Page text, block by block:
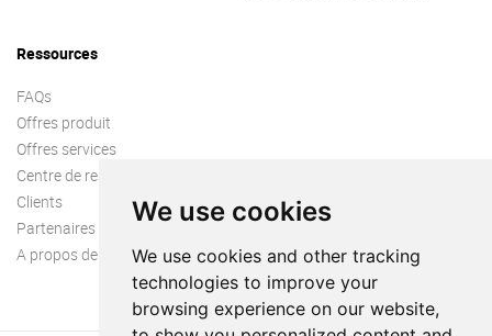
We use cookies
We use cookies and other tracking
technologies to improve your
browsing experience on our website,
Ressources
FAQs
Offres produit
Offres services
Centre de ressources
Clients
Partenaires
A propos de nous